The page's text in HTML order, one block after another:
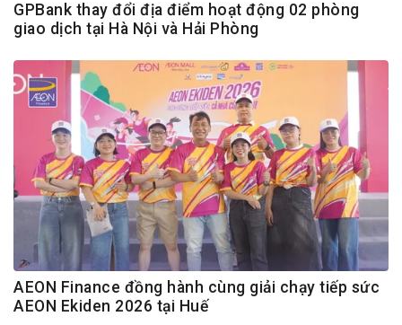
GPBank thay đổi địa điểm hoạt động 02 phòng
giao dịch tại Hà Nội và Hải Phòng
AEON Finance đồng hành cùng giải chạy tiếp sức
AEON Ekiden 2026 tại Huế